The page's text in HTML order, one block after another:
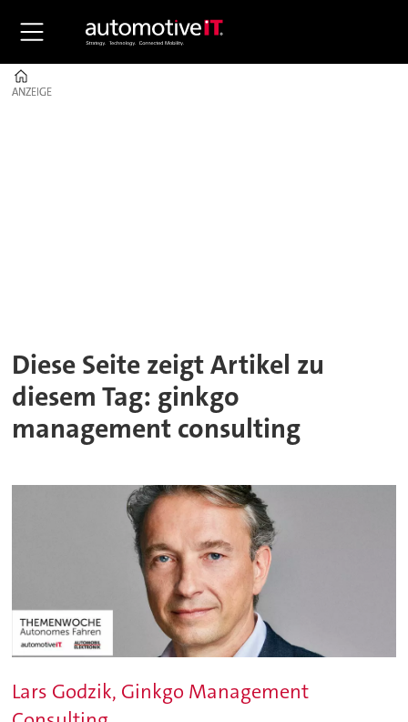
ANZEIGE
ANZEIGE
Diese Seite zeigt Artikel zu
diesem Tag: ginkgo
management consulting
Lars Godzik, Ginkgo Management